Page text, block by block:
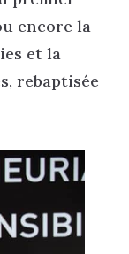
encore la
et la
rebaptisée